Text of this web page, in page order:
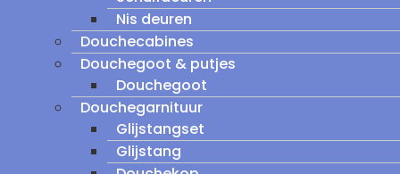
Nis deuren
Douchecabines
Douchegoot & putjes
Douchegoot
Douchegarnituur
Glijstangset
Glijstang